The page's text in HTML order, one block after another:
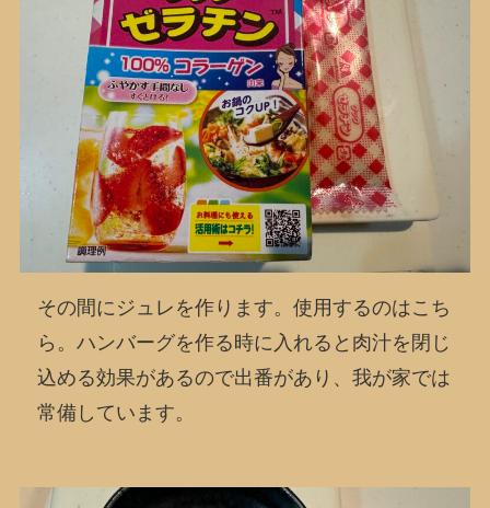
その間にジュレを作ります。使用するのはこち
ら。ハンバーグを作る時に入れると肉汁を閉じ
込める効果があるので出番があり、我が家では
常備しています。